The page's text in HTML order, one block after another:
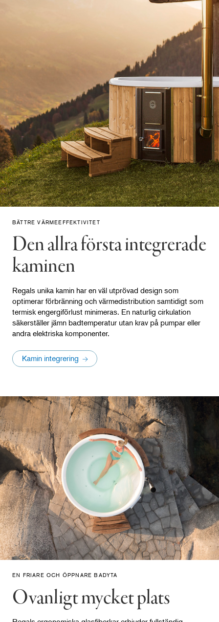
BÄTTRE VÄRMEEFFEKTIVITET
Den allra första integrerade
kaminen
Regals unika kamin har en väl utprövad design som
optimerar förbränning och värmedistribution samtidigt som
termisk engergiförlust minimeras. En naturlig cirkulation
säkerställer jämn badtemperatur utan krav på pumpar eller
andra elektriska komponenter.
Kamin integrering
EN FRIARE OCH ÖPPNARE BADYTA
Ovanligt mycket plats